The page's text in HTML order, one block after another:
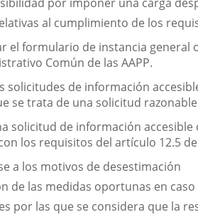
al cumplimiento de los
el formulario de instancia
Común de las AAPP.
solicitudes de información
se trata de una solicitud
solicitud de información
los requisitos del artículo 12.5
a los motivos de desestimación
de las medidas oportunas en
por las que se considera que la